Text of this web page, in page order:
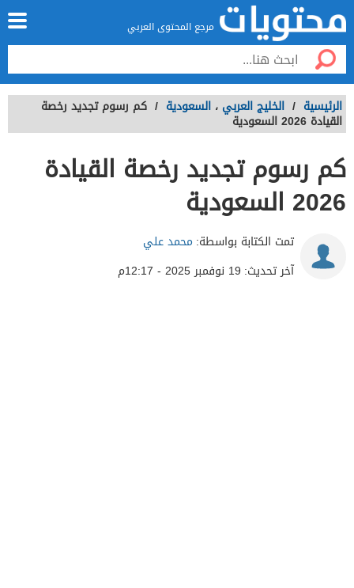
مرجع المحتوى العربي
الرئيسية / الخليج العربي ، السعودية / كم رسوم تجديد رخصة
القيادة 2026 السعودية
كم رسوم تجديد رخصة القيادة
2026 السعودية
تمت الكتابة بواسطة: محمد علي
آخر تحديث: 19 نوفمبر 2025 - 12:17م